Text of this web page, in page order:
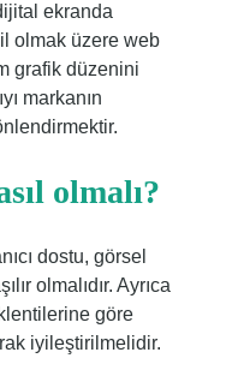
ekranda
olmak üzere web
grafik düzenini
markanın
olmalı?
dostu, görsel
olmalıdır. Ayrıca
göre
iyileştirilmelidir.